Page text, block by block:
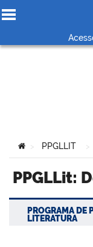
Ir para o conteúdo
Você está aqui:
> PPGLLIT >
PPGLLit:
PROGRAMA DE
LITERATURA